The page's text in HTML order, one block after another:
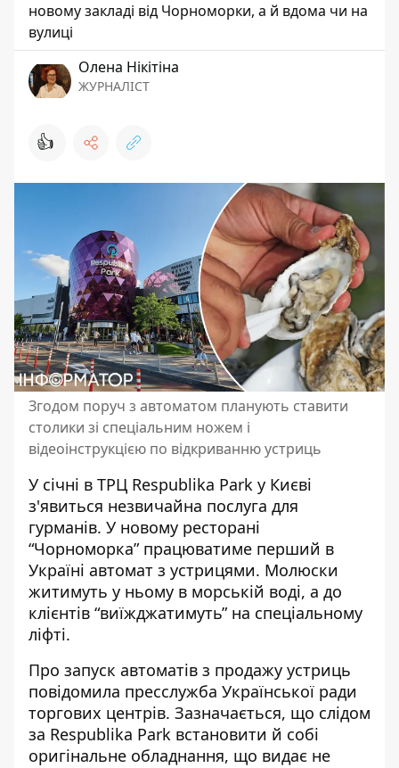
новому закладі від Чорноморки, а й вдома чи на
вулиці
Олена Нікітіна
ЖУРНАЛІСТ
👍
Згодом поруч з автоматом планують ставити
столики зі спеціальним ножем і
відеоінструкцією по відкриванню устриць
У січні в ТРЦ Respublika Park у Києві
з'явиться незвичайна послуга для
гурманів. У новому ресторані
“Чорноморка” працюватиме перший в
Україні автомат з устрицями. Молюски
житимуть у ньому в морській воді, а до
клієнтів “виїжджатимуть” на спеціальному
ліфті.
Про запуск автоматів з продажу устриць
повідомила пресслужба Української ради
торгових центрів. Зазначається, що слідом
за Respublika Park встановити й собі
оригінальне обладнання, що видає не